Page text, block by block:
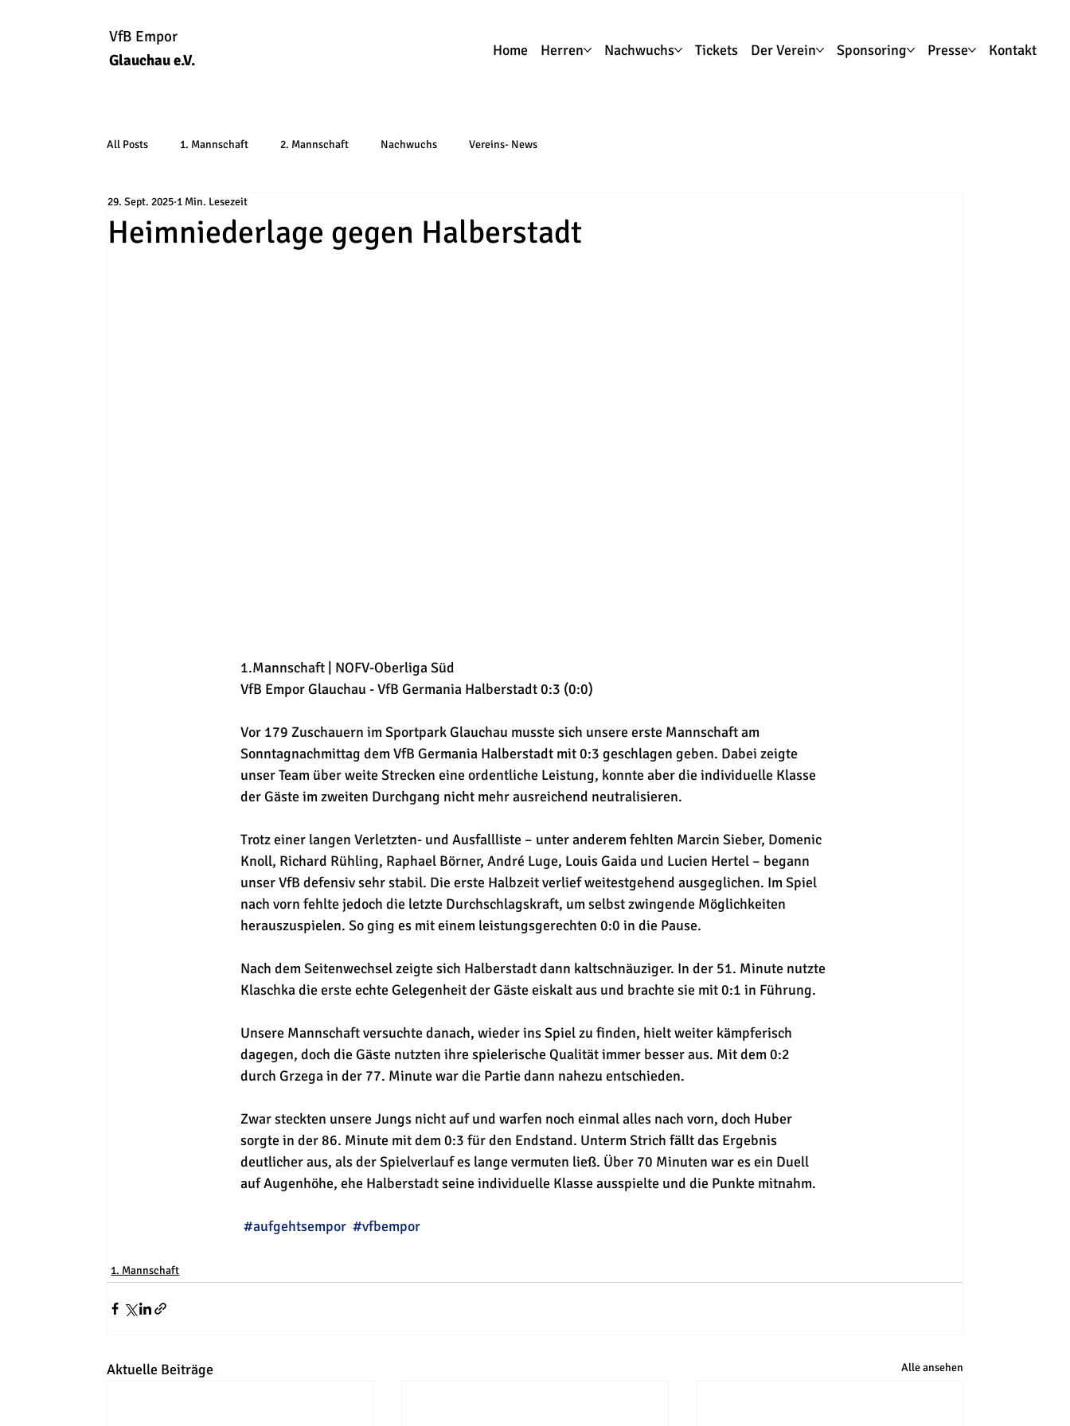
VfB Empor
Glauchau e.V.
Home Herren Nachwuchs Tickets Der Verein Sponsoring Presse Kontakt
All Posts 1. Mannschaft 2. Mannschaft Nachwuchs Vereins- News
Heimniederlage gegen Halberstadt
29. Sept. 2025 1 Min. Lesezeit
1.Mannschaft | NOFV-Oberliga Süd
VfB Empor Glauchau - VfB Germania Halberstadt 0:3 (0:0)
Vor 179 Zuschauern im Sportpark Glauchau musste sich unsere erste Mannschaft am
Sonntagnachmittag dem VfB Germania Halberstadt mit 0:3 geschlagen geben. Dabei zeigte
unser Team über weite Strecken eine ordentliche Leistung, konnte aber die individuelle Klasse
der Gäste im zweiten Durchgang nicht mehr ausreichend neutralisieren.
Trotz einer langen Verletzten- und Ausfallliste – unter anderem fehlten Marcin Sieber, Domenic
Knoll, Richard Rühling, Raphael Börner, André Luge, Louis Gaida und Lucien Hertel – begann
unser VfB defensiv sehr stabil. Die erste Halbzeit verlief weitestgehend ausgeglichen. Im Spiel
nach vorn fehlte jedoch die letzte Durchschlagskraft, um selbst zwingende Möglichkeiten
herauszuspielen. So ging es mit einem leistungsgerechten 0:0 in die Pause.
Nach dem Seitenwechsel zeigte sich Halberstadt dann kaltschnäuziger. In der 51. Minute nutzte
Klaschka die erste echte Gelegenheit der Gäste eiskalt aus und brachte sie mit 0:1 in Führung.
Unsere Mannschaft versuchte danach, wieder ins Spiel zu finden, hielt weiter kämpferisch
dagegen, doch die Gäste nutzten ihre spielerische Qualität immer besser aus. Mit dem 0:2
durch Grzega in der 77. Minute war die Partie dann nahezu entschieden.
Zwar steckten unsere Jungs nicht auf und warfen noch einmal alles nach vorn, doch Huber
sorgte in der 86. Minute mit dem 0:3 für den Endstand. Unterm Strich fällt das Ergebnis
deutlicher aus, als der Spielverlauf es lange vermuten ließ. Über 70 Minuten war es ein Duell
auf Augenhöhe, ehe Halberstadt seine individuelle Klasse ausspielte und die Punkte mitnahm.
#aufgehtsempor #vfbempor
1. Mannschaft
Aktuelle Beiträge Alle ansehen